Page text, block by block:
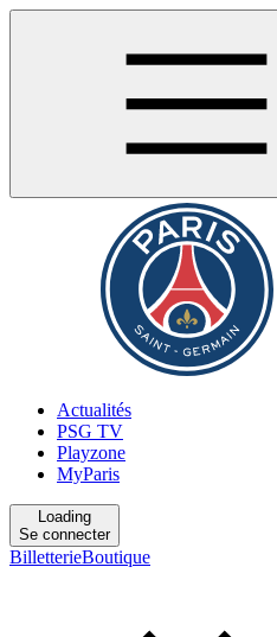
Actualités
PSG TV
Playzone
MyParis
Loading
Se connecter
BilletterieBoutique